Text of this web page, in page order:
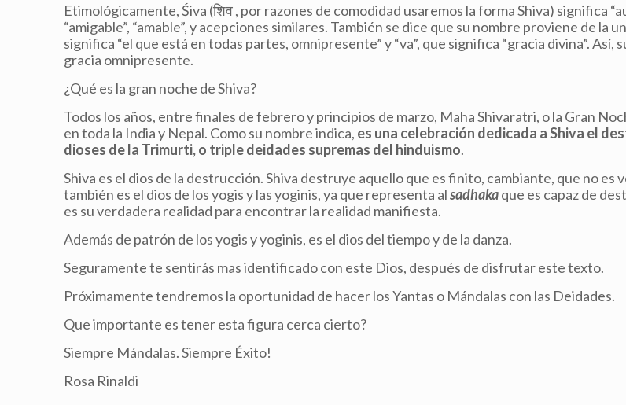
Etimológicamente, Śiva (शिव , por razones de comodidad usaremos la forma Shiva) significa
“amigable”, “amable”, y acepciones similares. También se dice que su nombre proviene de la
significa “el que está en todas partes, omnipresente” y “va”, que significa “gracia divina”. Así,
gracia omnipresente.
¿Qué es la gran noche de Shiva?
Todos los años, entre finales de febrero y principios de marzo, Maha Shivaratri, o la Gran
en toda la India y Nepal. Como su nombre indica, es una celebración dedicada a Shiva el
dioses de la Trimurti, o triple deidades supremas del hinduismo.
Shiva es el dios de la destrucción. Shiva destruye aquello que es finito, cambiante, que no es
también es el dios de los yogis y las yoginis, ya que representa alsadhakaque es capaz de
es su verdadera realidad para encontrar la realidad manifiesta.
Además de patrón de los yogis y yoginis, es el dios del tiempo y de la danza.
Seguramente te sentirás mas identificado con este Dios, después de disfrutar este texto.
Próximamente tendremos la oportunidad de hacer los Yantas o Mándalas con las Deidades.
Que importante es tener esta figura cerca cierto?
Siempre Mándalas. Siempre Éxito!
Rosa Rinaldi